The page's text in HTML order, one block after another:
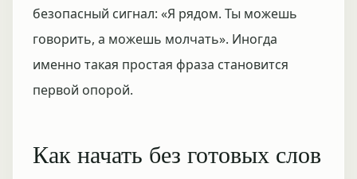
безопасный сигнал: «Я рядом. Ты можешь
говорить, а можешь молчать». Иногда
именно такая простая фраза становится
первой опорой.
Как начать без готовых слов